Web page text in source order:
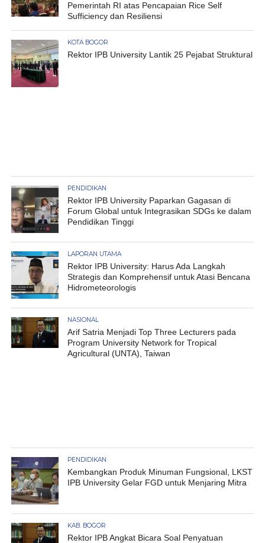
Pemerintah RI atas Pencapaian Rice Self
Sufficiency dan Resiliensi
KOTA BOGOR
Rektor IPB University Lantik 25 Pejabat Struktural
PENDIDIKAN
Rektor IPB University Paparkan Gagasan di
Forum Global untuk Integrasikan SDGs ke dalam
Pendidikan Tinggi
LAPORAN UTAMA
Rektor IPB University: Harus Ada Langkah
Strategis dan Komprehensif untuk Atasi Bencana
Hidrometeorologis
NASIONAL
Arif Satria Menjadi Top Three Lecturers pada
Program University Network for Tropical
Agricultural (UNTA), Taiwan
PENDIDIKAN
Kembangkan Produk Minuman Fungsional, LKST
IPB University Gelar FGD untuk Menjaring Mitra
KAB. BOGOR
Rektor IPB Angkat Bicara Soal Penyatuan